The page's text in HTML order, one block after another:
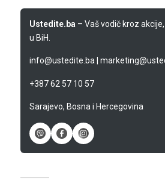
Ustedite.ba – Vaš vodič kroz
u BiH.
info@ustedite.ba|
+387 62 57 10 57
Sarajevo, Bosna i Hercegovina